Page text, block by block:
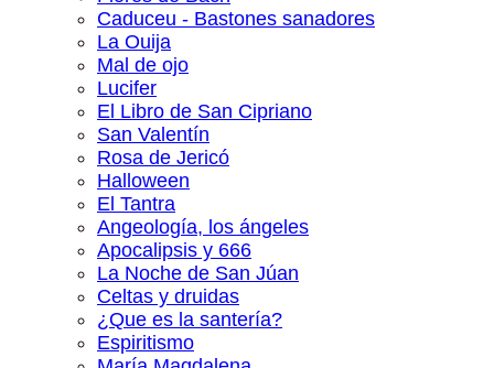
Caduceu - Bastones sanadores
La Ouija
Mal de ojo
Lucifer
El Libro de San Cipriano
San Valentín
Rosa de Jericó
Halloween
El Tantra
Angeología, los ángeles
Apocalipsis y 666
La Noche de San Júan
Celtas y druidas
¿Que es la santería?
Espiritismo